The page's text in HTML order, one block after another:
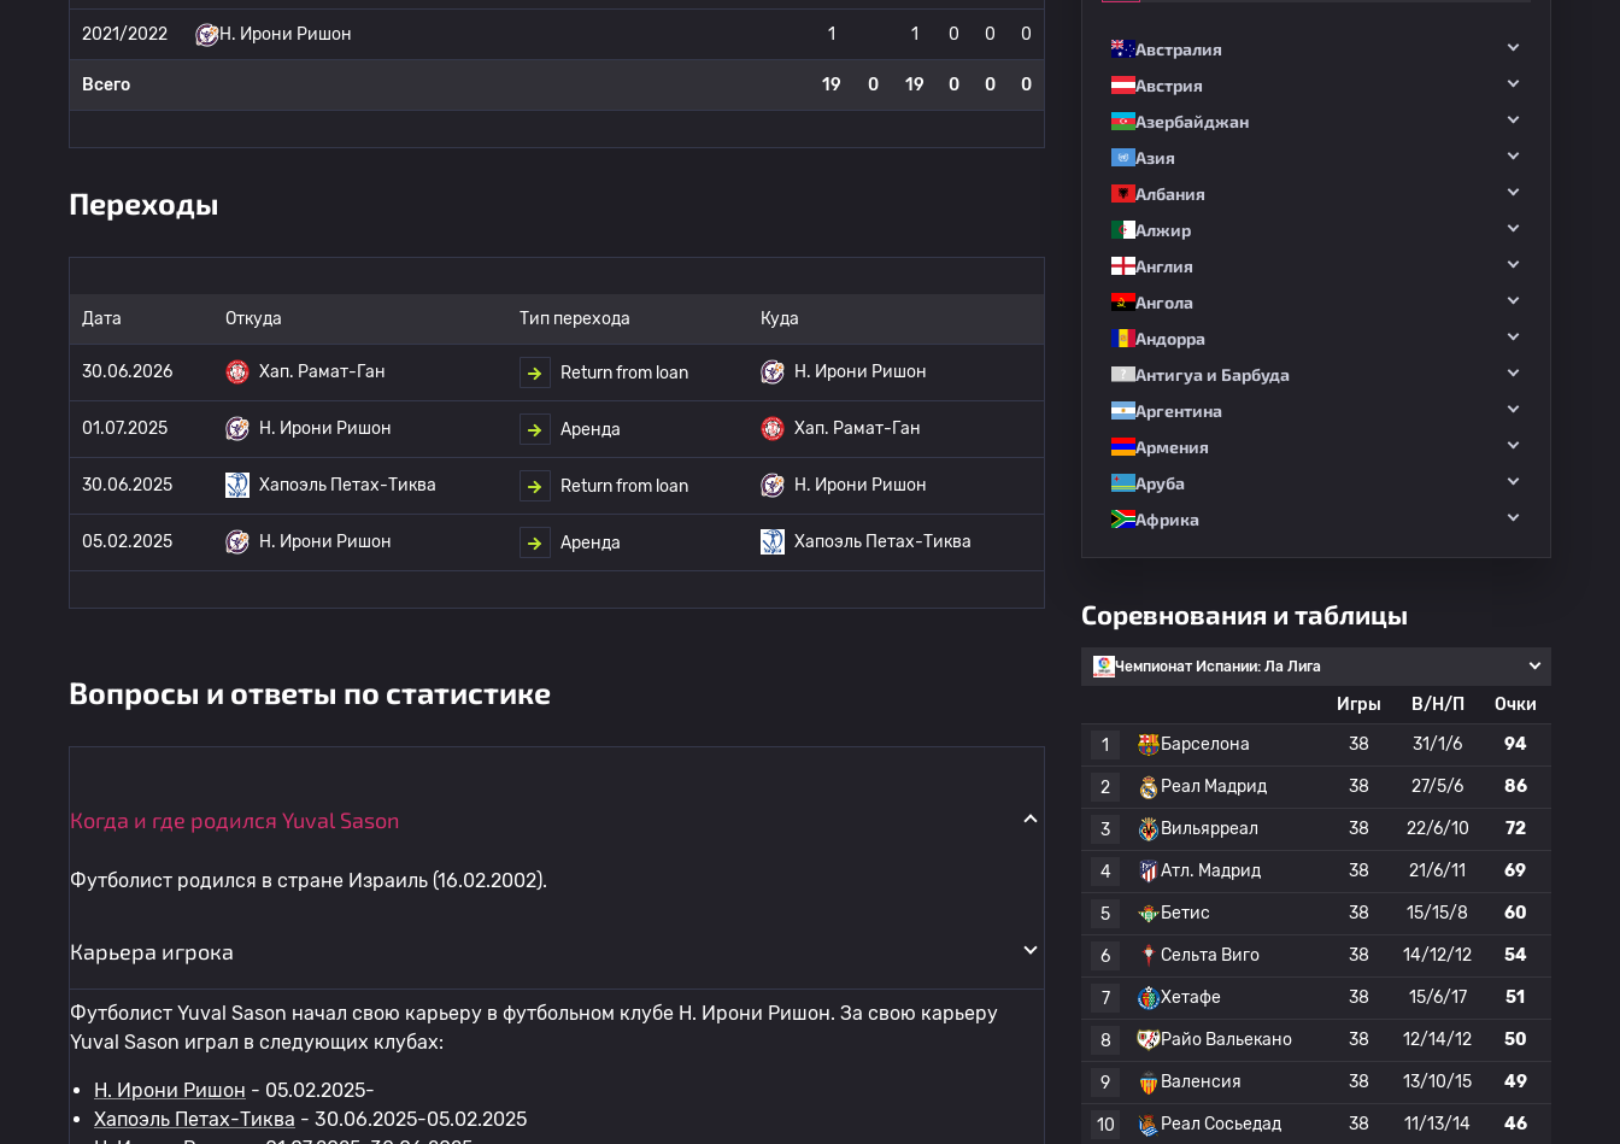
2021/2022 H. Ирони Ришон 1 1 0 0 0
Всего 19 0 19 0 0 0
Переходы
Дата Откуда Тип перехода Куда
30.06.2026 Хап. Рамат-Ган Return from loan H. Ирони Ришон
01.07.2025 H. Ирони Ришон Аренда Хап. Рамат-Ган
30.06.2025 Хапоэль Петах-Тиква Return from loan H. Ирони Ришон
05.02.2025 H. Ирони Ришон Аренда Хапоэль Петах-Тиква
Вопросы и ответы по статистике
Когда и где родился Yuval Sason
Футболист родился в стране Израиль (16.02.2002).
Карьера игрока
Футболист Yuval Sason начал свою карьеру в футбольном клубе H. Ирони Ришон. За свою карьеру
Yuval Sason играл в следующих клубах:
H. Ирони Ришон - 05.02.2025-
Хапоэль Петах-Тиква - 30.06.2025-05.02.2025
Австралия
Австрия
Азербайджан
Азия
Албания
Алжир
Англия
Ангола
Андорра
Антигуа и Барбуда
Аргентина
Армения
Аруба
Африка
Соревнования и таблицы
Чемпионат Испании: Ла Лига
Игры В/Н/П
Очки
1
Барселона 38 31/1/6 94
2 Реал Мадрид 38 27/5/6 86
3 Вильярреал 38 22/6/10 72
4 Атл. Мадрид 38 21/6/11 69
5 Бетис 38 15/15/8 60
6 Сельта Виго 38 14/12/12 54
7 Хетафе 38 15/6/17 51
8 Райо Вальекано 38 12/14/12 50
9 Валенсия 38 13/10/15 49
10 Реал Сосьедад 38 11/13/14 46